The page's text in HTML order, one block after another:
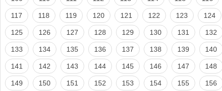
117 118 119 120 121 122 123 124
125 126 127 128 129 130 131 132
133 134 135 136 137 138 139 140
141 142 143 144 145 146 147 148
149 150 151 152 153 154 155 156